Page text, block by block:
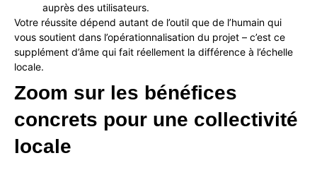
auprès des utilisateurs.
Votre réussite dépend autant de l’outil que de l’humain qui
vous soutient dans l’opérationnalisation du projet – c’est ce
supplément d’âme qui fait réellement la différence à l’échelle
locale.
Zoom sur les bénéfices
concrets pour une collectivité
locale